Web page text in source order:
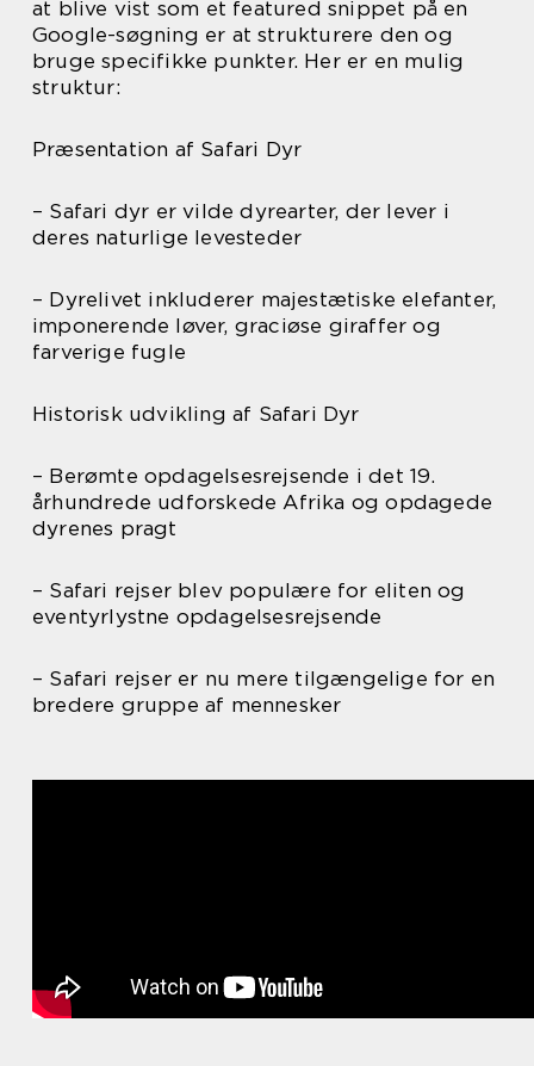
at blive vist som et featured snippet på en
Google-søgning er at strukturere den og
bruge specifikke punkter. Her er en mulig
struktur:
Præsentation af Safari Dyr
– Safari dyr er vilde dyrearter, der lever i
deres naturlige levesteder
– Dyrelivet inkluderer majestætiske elefanter,
imponerende løver, graciøse giraffer og
farverige fugle
Historisk udvikling af Safari Dyr
– Berømte opdagelsesrejsende i det 19.
århundrede udforskede Afrika og opdagede
dyrenes pragt
– Safari rejser blev populære for eliten og
eventyrlystne opdagelsesrejsende
– Safari rejser er nu mere tilgængelige for en
bredere gruppe af mennesker